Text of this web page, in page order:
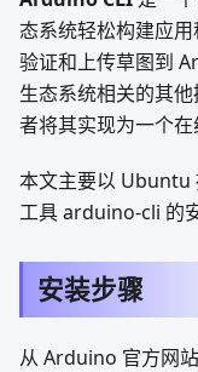
态系统轻松构建应用
验证和上传草图到
生态系统相关的其
者将其实现为一个在
本文主要以 Ubuntu
工具 arduino-cli 的
安装步骤
从 Arduino 官方网